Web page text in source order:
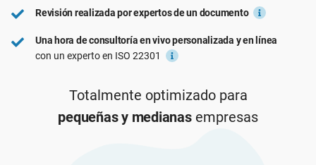
ISO 14001
ISO 45001
Transporte y distribución
Educación
Revisión realizada por expertos de un documento
Una hora de consultoría en vivo personalizada y en línea
con un experto en ISO 22301
Totalmente optimizado para
pequeñas y medianasempresas